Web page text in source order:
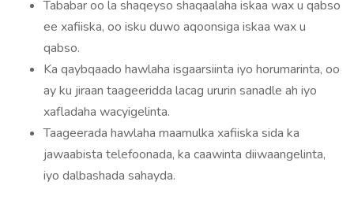
Tababar oo la shaqeyso shaqaalaha iskaa wax u qabso
ee xafiiska, oo isku duwo aqoonsiga iskaa wax u
qabso.
Ka qaybqaado hawlaha isgaarsiinta iyo horumarinta, oo
ay ku jiraan taageeridda lacag ururin sanadle ah iyo
xafladaha wacyigelinta.
Taageerada hawlaha maamulka xafiiska sida ka
jawaabista telefoonada, ka caawinta diiwaangelinta,
iyo dalbashada sahayda.